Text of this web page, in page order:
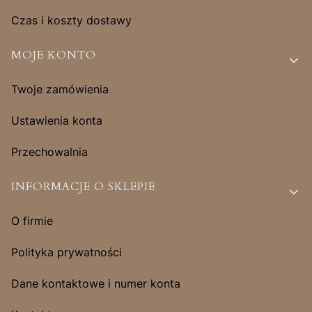
Czas i koszty dostawy
MOJE KONTO
Twoje zamówienia
Ustawienia konta
Przechowalnia
INFORMACJE O SKLEPIE
O firmie
Polityka prywatności
Dane kontaktowe i numer konta